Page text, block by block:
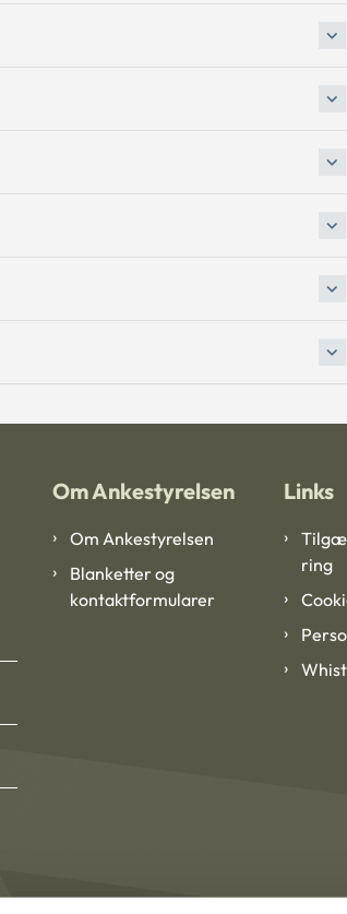
Om Ankestyrelsen
Om Ankestyrelsen
Blanketter og
kontaktformularer
Links
ring